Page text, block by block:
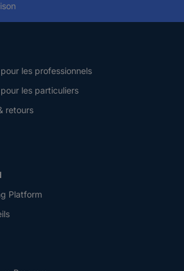
les professionnels
les particuliers
retours
Platform